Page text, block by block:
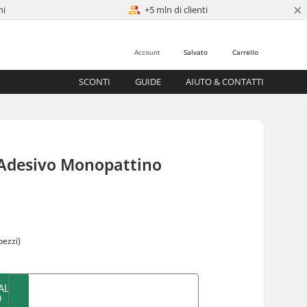
+5 mln di clienti ×
Carrello
Salvato
Account
SCONTI GUIDE AIUTO & CONTATTI
Monopattino